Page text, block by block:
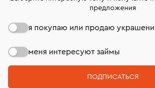
предложения
я покупаю или продаю
меня интересуют займы
ПОДПИСАТЬСЯ